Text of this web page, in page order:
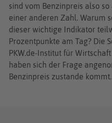
sind vom Benzinpreis also
einer anderen Zahl. Warum
dieser wichtige Indikator
Prozentpunkte am Tag? Die
PKW.de-Institut für
haben sich der Frage
Benzinpreis zustande kommt.